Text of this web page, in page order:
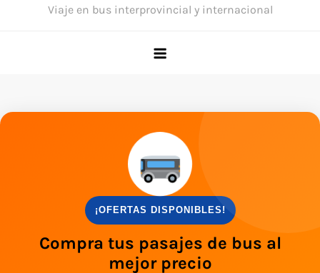
Viaje en bus interprovincial y internacional
¡OFERTAS DISPONIBLES!
Compra tus pasajes de bus al
mejor precio